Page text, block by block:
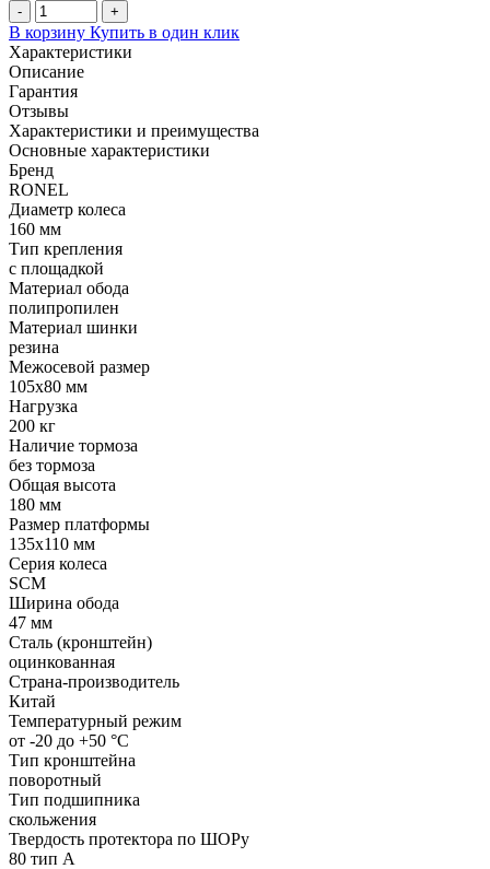
- +
В корзину Купить в один клик
Характеристики
Описание
Гарантия
Отзывы
Характеристики и преимущества
Основные характеристики
Бренд
RONEL
Диаметр колеса
160 мм
Тип крепления
с площадкой
Материал обода
полипропилен
Материал шинки
резина
Межосевой размер
105x80 мм
Нагрузка
200 кг
Наличие тормоза
без тормоза
Общая высота
180 мм
Размер платформы
135x110 мм
Серия колеса
SCM
Ширина обода
47 мм
Сталь (кронштейн)
оцинкованная
Страна-производитель
Китай
Температурный режим
от -20 до +50 °С
Тип кронштейна
поворотный
Тип подшипника
скольжения
Твердость протектора по ШОРу
80 тип А